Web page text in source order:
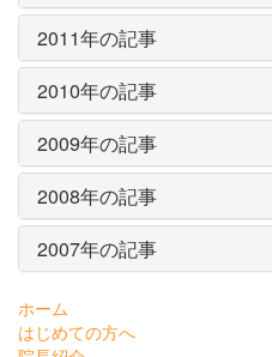
2011年の記事
2010年の記事
2009年の記事
2008年の記事
2007年の記事
ホーム
はじめての方へ